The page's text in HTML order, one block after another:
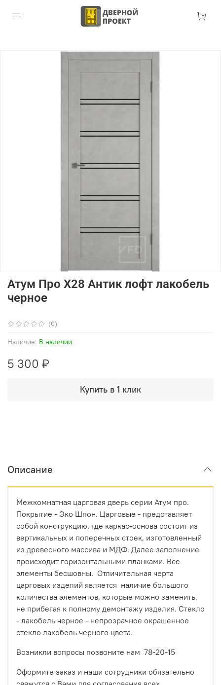
(0)
Наличие: В наличии
Атум Про X28 Антик лофт лакобель
черное
5 300 ₽
Купить в 1 клик
Описание
Межкомнатная царговая дверь серии Атум про.
Покрытие - Эко Шпон. Царговые - представляет
собой конструкцию, где каркас-основа состоит из
вертикальных и поперечных стоек, изготовленный
из древесного массива и МДФ. Далее заполнение
происходит горизонтальными планками. Все
элементы бесшовны. Отличительная черта
царговых изделий является наличие большого
количества элементов, которые можно заменить,
не прибегая к полному демонтажу изделия. Стекло
- лакобель черное - непрозрачное окрашенное
стекло лакобель черного цвета.
Возникли вопросы позвоните нам 78-20-15
Оформите заказ и наши сотрудники обязательно